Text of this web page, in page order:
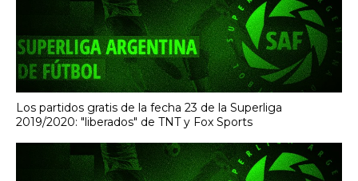
Los partidos gratis de la fecha 23 de la Superliga
2019/2020: "liberados" de TNT y Fox Sports